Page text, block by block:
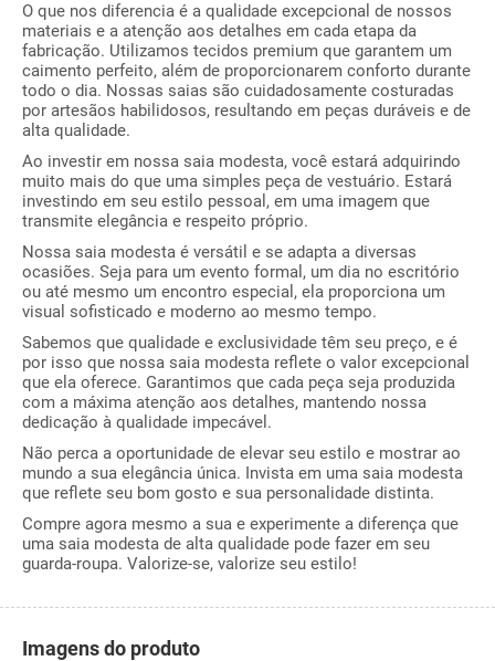
O que nos diferencia é a qualidade excepcional de nossos
materiais e a atenção aos detalhes em cada etapa da
fabricação. Utilizamos tecidos premium que garantem um
caimento perfeito, além de proporcionarem conforto durante
todo o dia. Nossas saias são cuidadosamente costuradas
por artesãos habilidosos, resultando em peças duráveis e de
alta qualidade.
Ao investir em nossa saia modesta, você estará adquirindo
muito mais do que uma simples peça de vestuário. Estará
investindo em seu estilo pessoal, em uma imagem que
transmite elegância e respeito próprio.
Nossa saia modesta é versátil e se adapta a diversas
ocasiões. Seja para um evento formal, um dia no escritório
ou até mesmo um encontro especial, ela proporciona um
visual sofisticado e moderno ao mesmo tempo.
Sabemos que qualidade e exclusividade têm seu preço, e é
por isso que nossa saia modesta reflete o valor excepcional
que ela oferece. Garantimos que cada peça seja produzida
com a máxima atenção aos detalhes, mantendo nossa
dedicação à qualidade impecável.
Não perca a oportunidade de elevar seu estilo e mostrar ao
mundo a sua elegância única. Invista em uma saia modesta
que reflete seu bom gosto e sua personalidade distinta.
Compre agora mesmo a sua e experimente a diferença que
uma saia modesta de alta qualidade pode fazer em seu
guarda-roupa. Valorize-se, valorize seu estilo!
Imagens do produto